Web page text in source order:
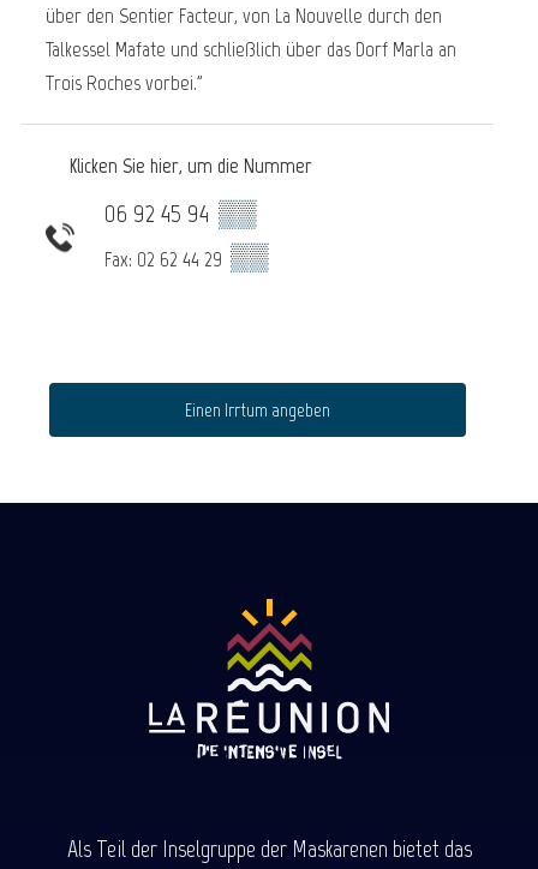
über den Sentier Facteur, von La Nouvelle durch den
Talkessel Mafate und schließlich über das Dorf Marla an
Trois Roches vorbei."
Klicken Sie hier, um die Nummer
06 92 45 94 ▒▒
Fax: 02 62 44 29 ▒▒
Einen Irrtum angeben
Als Teil der Inselgruppe der Maskarenen bietet das